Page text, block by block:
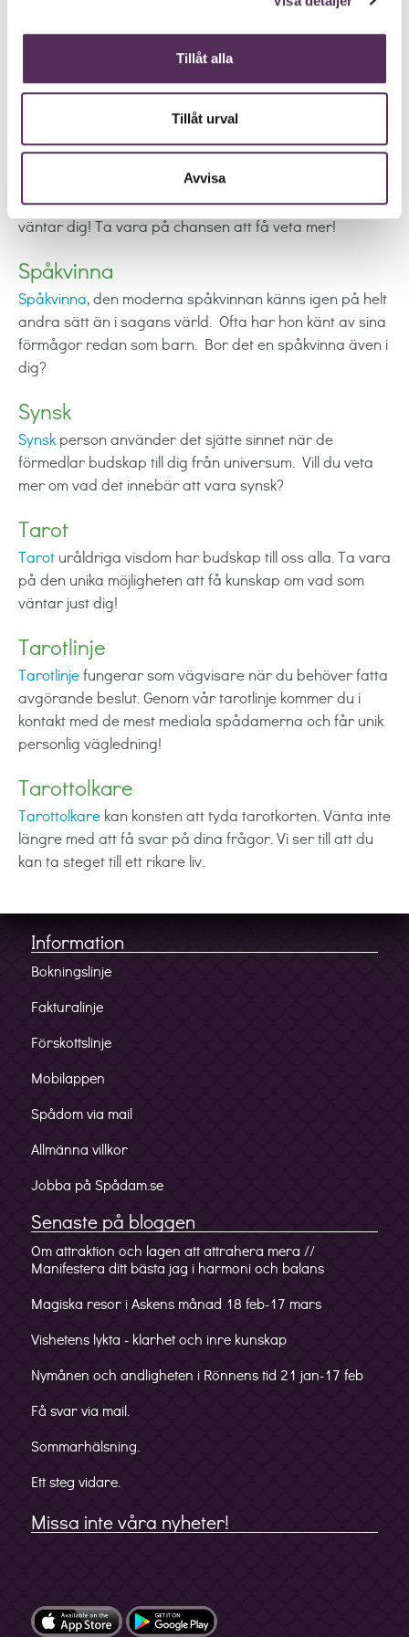
Tillåt alla
Tillåt urval
Avvisa
tarottolkare med tystnadsplikt som har många års
erfarenhet av medial vägledning, tarot och coachning.
Ju tidigare du ringer desto större möjlighet har du att
påverka ditt liv i den riktning du vill ha det!
Spådom
kan vidga ditt perspektiv och peka på oanade
möjligheter i livet och bli medveten om de vägval som
väntar dig! Ta vara på chansen att få veta mer!
Spåkvinna
Spåkvinna, den moderna spåkvinnan känns igen på helt
andra sätt än i sagans värld. Ofta har hon känt av sina
förmågor redan som barn. Bor det en spåkvinna även i
dig?
Synsk
Synsk person använder det sjätte sinnet när de
förmedlar budskap till dig från universum. Vill du veta
mer om vad det innebär att vara synsk?
Tarot
Tarot uråldriga visdom har budskap till oss alla. Ta vara
på den unika möjligheten att få kunskap om vad som
väntar just dig!
Tarotlinje
Tarotlinjefungerar som vägvisare när du behöver fatta
avgörande beslut. Genom vår tarotlinje kommer du i
kontakt med de mest mediala spådamerna och får unik
personlig vägledning!
Tarottolkare
Tarottolkare kan konsten att tyda tarotkorten. Vänta inte
längre med att få svar på dina frågor. Vi ser till att du
kan ta steget till ett rikare liv.
Information
Bokningslinje
Fakturalinje
Förskottslinje
Mobilappen
Spådom via mail
Allmänna villkor
Jobba på Spådam.se
Senaste på bloggen
Om attraktion och lagen att attrahera mera //
Manifestera ditt bästa jag i harmoni och balans
Magiska resor i Askens månad 18 feb-17 mars
Vishetens lykta - klarhet och inre kunskap
Nymånen och andligheten i Rönnens tid 21 jan-17 feb
Få svar via mail.
Sommarhälsning.
Ett steg vidare.
Missa inte våra nyheter!